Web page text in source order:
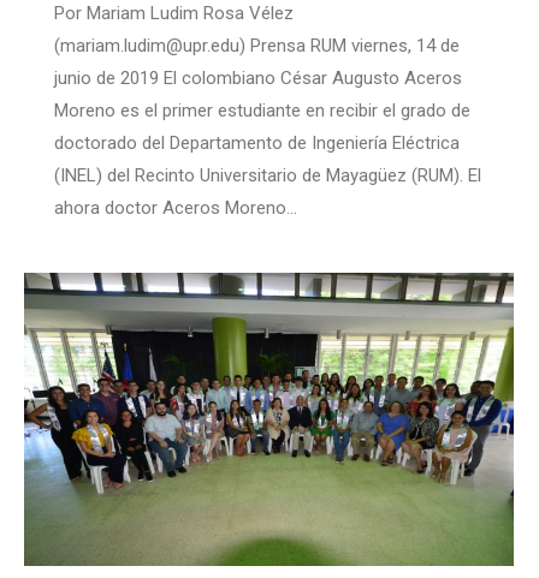
Por Mariam Ludim Rosa Vélez
(mariam.ludim@upr.edu) Prensa RUM viernes, 14 de
junio de 2019 El colombiano César Augusto Aceros
Moreno es el primer estudiante en recibir el grado de
doctorado del Departamento de Ingeniería Eléctrica
(INEL) del Recinto Universitario de Mayagüez (RUM). El
ahora doctor Aceros Moreno…